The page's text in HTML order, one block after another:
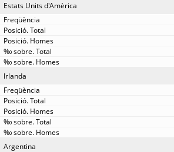
Estats Units d'Amèrica
Irlanda
Argentina